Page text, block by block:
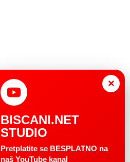
×
BISCANI.NET
STUDIO
Pretplatite se BESPLATNO na
naš YouTube kanal